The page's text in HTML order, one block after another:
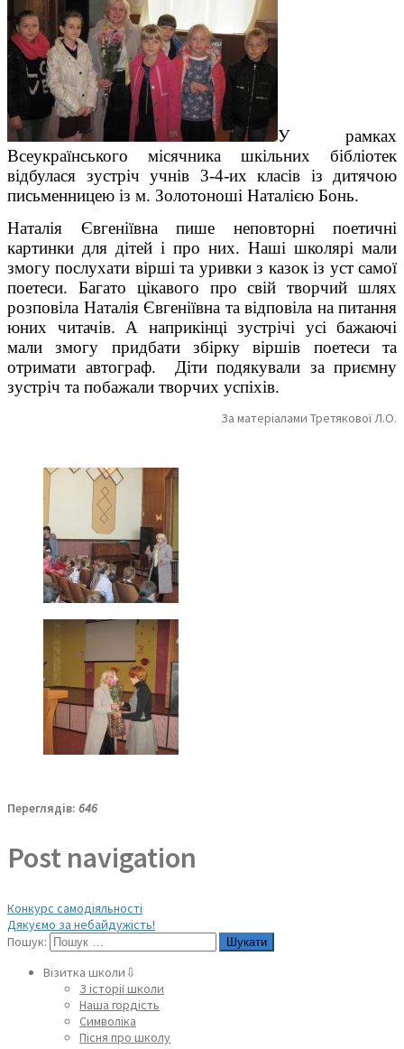
У рамках
Всеукраїнського місячника шкільних бібліотек
відбулася зустріч учнів 3-4-их класів із дитячою
письменницею із м. Золотоноші Наталією Бонь.
Наталія Євгеніївна пише неповторні поетичні
картинки для дітей і про них. Наші школярі мали
змогу послухати вірші та уривки з казок із уст самої
поетеси. Багато цікавого про свій творчий шлях
розповіла Наталія Євгеніївна та відповіла на питання
юних читачів. А наприкінці зустрічі усі бажаючі
мали змогу придбати збірку віршів поетеси та
отримати автограф. Діти подякували за приємну
зустріч та побажали творчих успіхів.
За матеріалами Третякової Л.О.
Переглядів: 646
Post navigation
Конкурс самодіяльності
Дякуємо за небайдужість!
Пошук:
Візитка школи⇩
З історії школи
Наша гордість
Символіка
Пісня про школу